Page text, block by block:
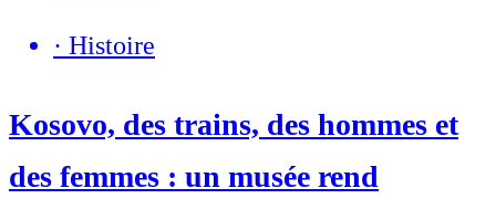
· Histoire
Kosovo, des trains, des hommes et
des femmes : un musée rend